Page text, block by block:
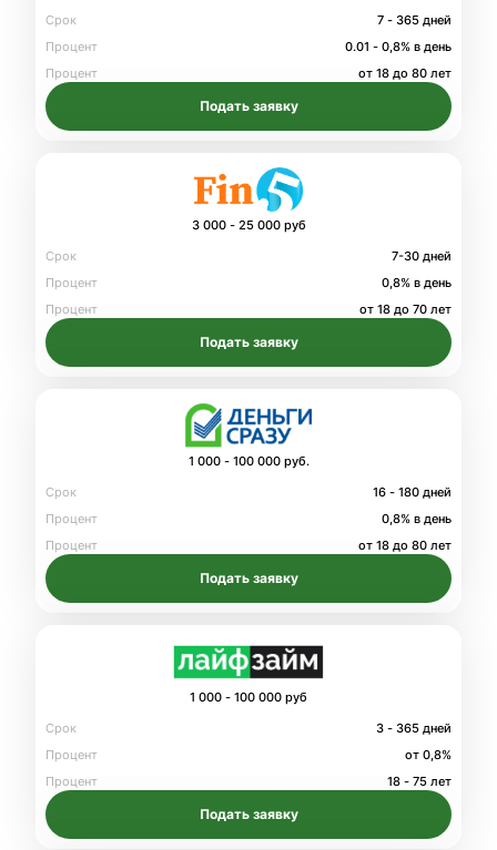
Срок
7 - 365 дней
Процент
0.01 - 0,8% в день
Процент
от 18 до 80 лет
Подать заявку
3 000 - 25 000 руб
Срок
7-30 дней
Процент
0,8% в день
Процент
от 18 до 70 лет
Подать заявку
1 000 - 100 000 руб.
Срок
16 - 180 дней
Процент
0,8% в день
Процент
от 18 до 80 лет
Подать заявку
1 000 - 100 000 руб
Срок
3 - 365 дней
Процент
от 0,8%
Процент
18 - 75 лет
Подать заявку